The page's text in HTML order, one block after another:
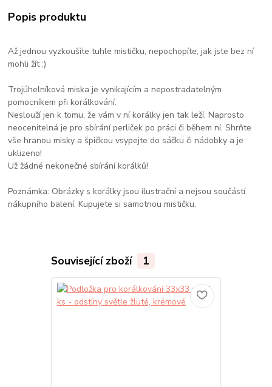
Popis produktu
Až jednou vyzkoušíte tuhle mističku, nepochopíte, jak jste bez ní
mohli žít :)
Trojúhelníková miska je vynikajícím a nepostradatelným
pomocníkem při korálkování.
Neslouží jen k tomu, že vám v ní korálky jen tak leží. Naprosto
neocenitelná je pro sbírání perliček po práci či během ní. Shrňte
vše hranou misky a špičkou vsypejte do sáčku či nádobky a je
uklizeno!
Už žádné nekonečné sbírání korálků!
Poznámka: Obrázky s korálky jsou ilustrační a nejsou součástí
nákupního balení. Kupujete si samotnou mističku.
Související zboží 1